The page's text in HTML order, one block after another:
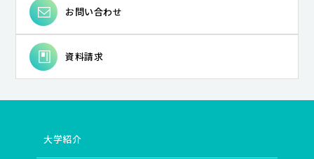
お問い合わせ
資料請求
大学紹介